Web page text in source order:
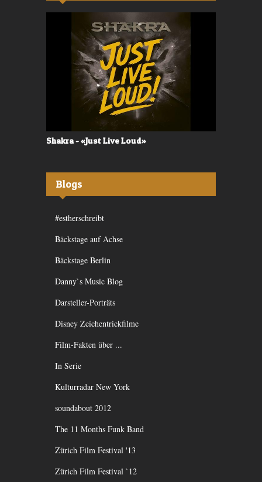
Shakra - «Just Live Loud»
Blogs
#estherschreibt
Bäckstage auf Achse
Bäckstage Berlin
Danny`s Music Blog
Darsteller-Porträts
Disney Zeichentrickfilme
Film-Fakten über ...
In Serie
Kulturradar New York
soundabout 2012
The 11 Months Funk Band
Zürich Film Festival '13
Zürich Film Festival `12